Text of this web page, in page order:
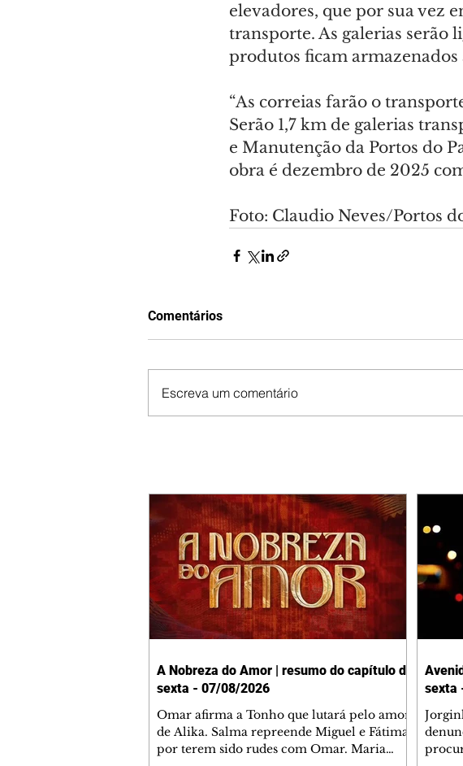
elevadores, que por sua vez
transporte. As galerias serão
produtos ficam
“As correias farão o
Serão 1,7 km de galerias
e Manutenção da Portos do
obra é dezembro de 2025
Foto: Claudio Neves/Portos
Comentários
Escreva um comentário
A Nobreza do Amor | resumo do capítulo de
sexta - 07/08/2026
Omar afirma a Tonho que lutará pelo amor
de Alika. Salma repreende Miguel e Fátima
por terem sido rudes com Omar. Maria
sexta